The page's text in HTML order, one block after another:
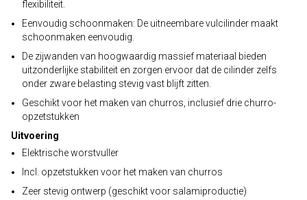
flexibiliteit.
Eenvoudig schoonmaken: De uitneembare vulcilinder maakt
schoonmaken eenvoudig.
De zijwanden van hoogwaardig massief materiaal bieden
uitzonderlijke stabiliteit en zorgen ervoor dat de cilinder zelfs
onder zware belasting stevig vast blijft zitten.
Geschikt voor het maken van churros, inclusief drie churro-
opzetstukken
Uitvoering
Elektrische worstvuller
Incl. opzetstukken voor het maken van churros
Zeer stevig ontwerp (geschikt voor salamiproductie)